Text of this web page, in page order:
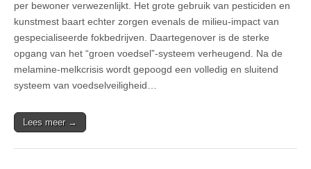
per bewoner verwezenlijkt. Het grote gebruik van pesticiden en
kunstmest baart echter zorgen evenals de milieu-impact van
gespecialiseerde fokbedrijven. Daartegenover is de sterke
opgang van het “groen voedsel”-systeem verheugend. Na de
melamine-melkcrisis wordt gepoogd een volledig en sluitend
systeem van voedselveiligheid…
Lees meer →